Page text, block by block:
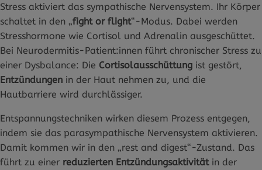
Stress aktiviert das sympathische Nervensystem. Ihr Körper
schaltet in den „fight or flight“-Modus. Dabei werden
Stresshormone wie Cortisol und Adrenalin ausgeschüttet.
Bei Neurodermitis-Patient:innen führt chronischer Stress zu
einer Dysbalance: Die Cortisolausschüttung ist gestört,
Entzündungen in der Haut nehmen zu, und die
Hautbarriere wird durchlässiger.
Entspannungstechniken wirken diesem Prozess entgegen,
indem sie das parasympathische Nervensystem aktivieren.
Damit kommen wir in den „rest and digest“-Zustand. Das
führt zu einer reduzierten Entzündungsaktivitätin der